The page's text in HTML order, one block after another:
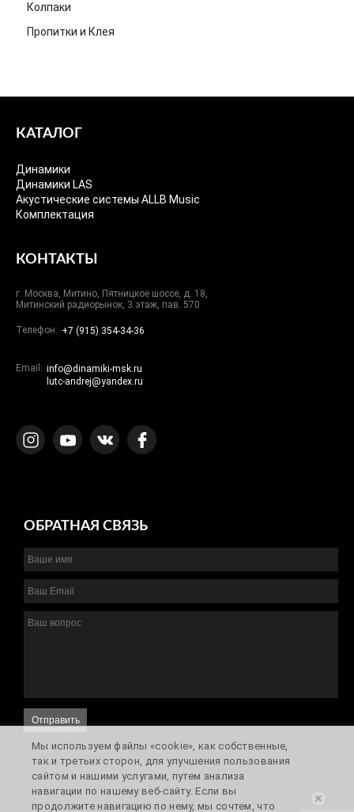
Колпаки
Пропитки и Клея
КАТАЛОГ
Динамики
Динамики LAS
Акустические системы ALLB Music
Комплектация
КОНТАКТЫ
г. Москва, Митино, Пятницкое шоссе, д. 18,
Митинский радиорынок, 3 этаж, пав. 570
Телефон: +7 (915) 354-34-36
Email: info@dinamiki-msk.ru
lutc-andrej@yandex.ru
ОБРАТНАЯ СВЯЗЬ
Отправить
Мы используем файлы «cookie», как собственные,
так и третьих сторон, для улучшения пользования
сайтом и нашими услугами, путем анализа
навигации по нашему веб-сайту. Если вы
продолжите навигацию по нему, мы сочтем, что